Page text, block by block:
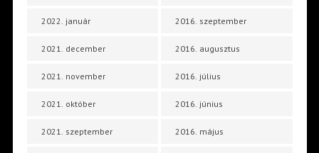
2022. január
2021. december
2021. november
2021. október
2021. szeptember
2016. szeptember
2016. augusztus
2016. július
2016. június
2016. május